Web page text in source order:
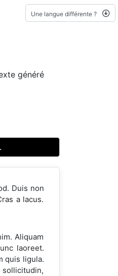
Une langue différente ?
généré
Duis non
a lacus.
Aliquam
laoreet.
quis ligula.